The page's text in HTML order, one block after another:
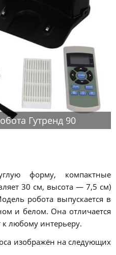
Гутренд 90
форму, компактные
30 см, высота — 7,5 см)
робота выпускается в
и белом. Она отличается
к любому интерьеру.
изображён на следующих